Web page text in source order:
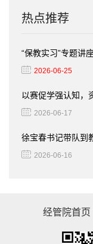
热点推荐
“保教实习”专题讲
慧 2026-06-25
以赛促学强认知，
知识答题竞赛活动
2026-06-17
徐宝春书记带队到
学习教育走深走实
2026-06-16
经管院首页